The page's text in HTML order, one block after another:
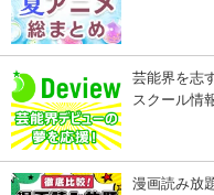
芸能界を志
スクール情
漫画読み放